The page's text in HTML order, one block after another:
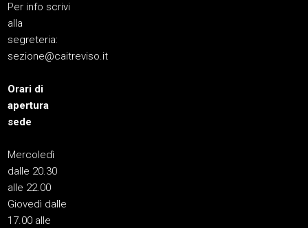
Per info scrivi
alla
segreteria:
sezione@caitreviso.it
Orari di
apertura
sede
Mercoledì
dalle 20.30
alle 22.00
Giovedì dalle
17.00 alle